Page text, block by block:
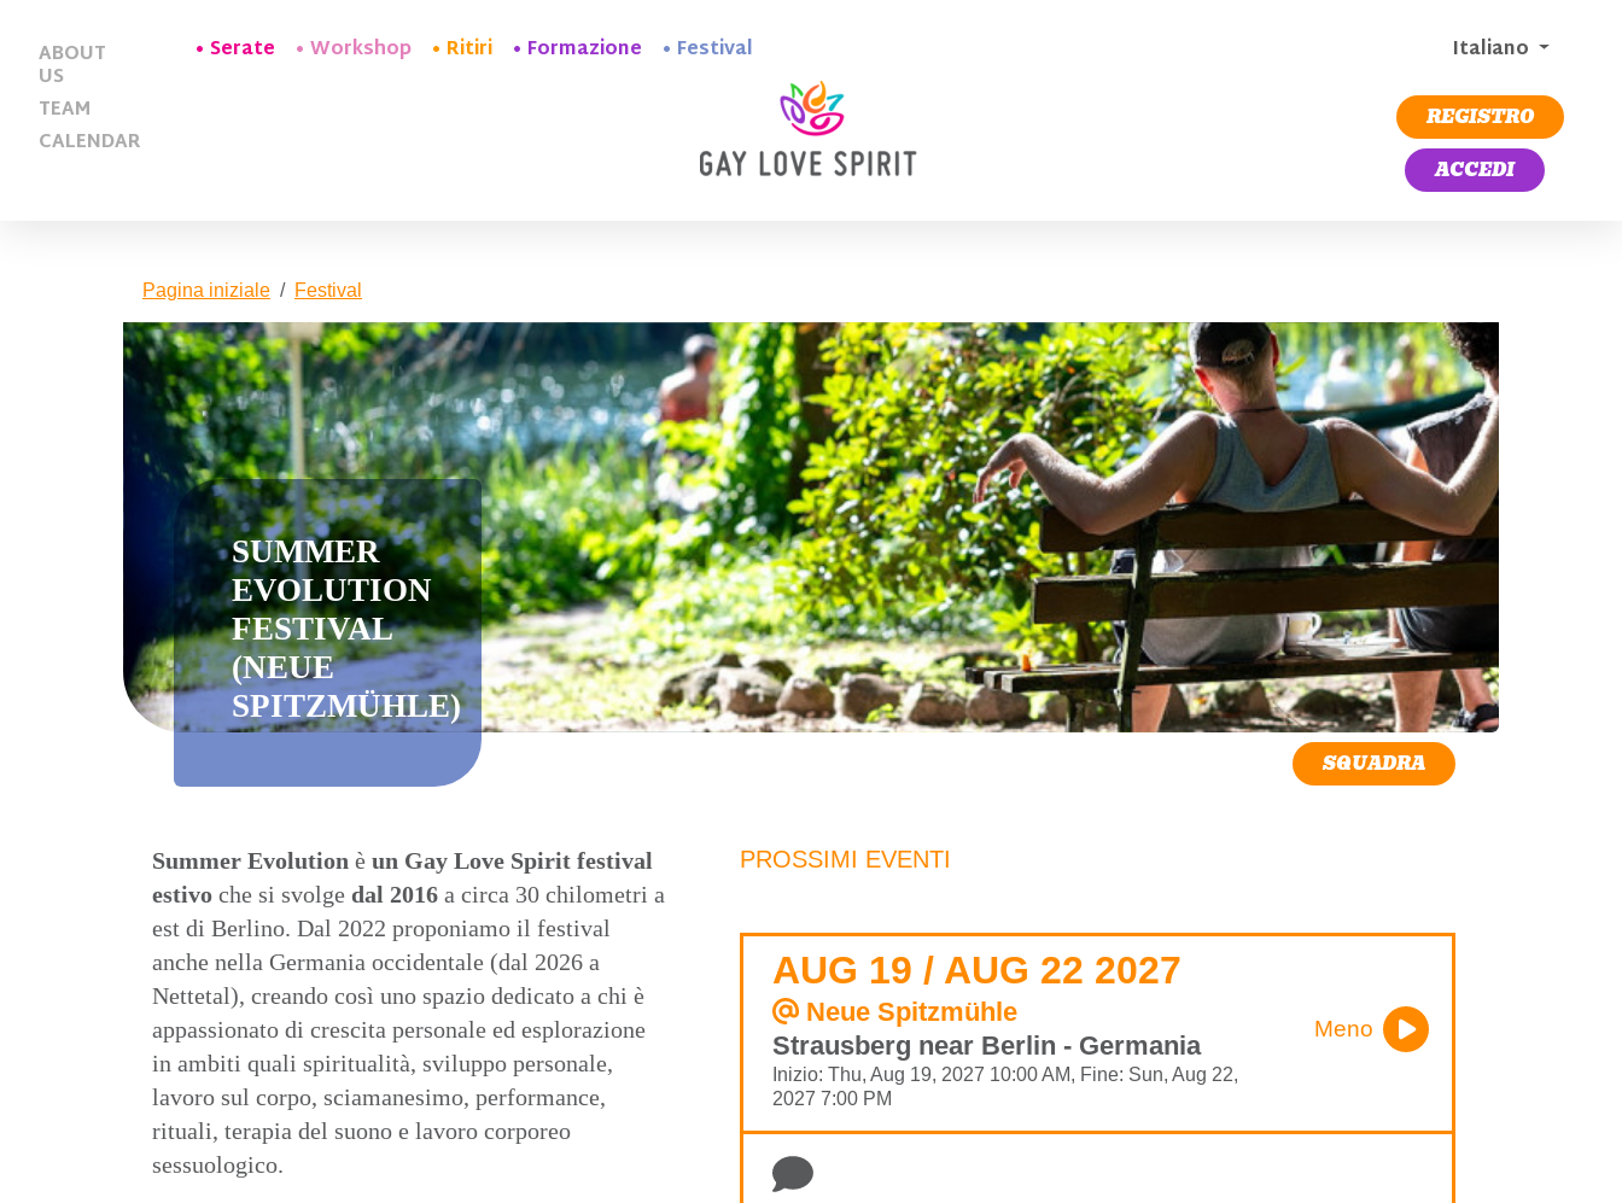
ABOUT
US
TEAM
CALENDAR
Serate Workshop Ritiri Formazione Festival Italiano
REGISTRO
ACCEDI
Pagina iniziale Festival
SUMMER
EVOLUTION
FESTIVAL
(NEUE
SPITZMÜHLE)
SQUADRA
Summer Evolution è un Gay Love Spirit festival
estivo che si svolge dal 2016 a circa 30 chilometri a
est di Berlino. Dal 2022 proponiamo il festival
anche nella Germania occidentale (dal 2026 a
Nettetal), creando così uno spazio dedicato a chi è
appassionato di crescita personale ed esplorazione
in ambiti quali spiritualità, sviluppo personale,
lavoro sul corpo, sciamanesimo, performance,
rituali, terapia del suono e lavoro corporeo
sessuologico.
PROSSIMI EVENTI
AUG 19 / AUG 22 2027
Neue Spitzmühle
Strausberg near Berlin - Germania
Inizio: Thu, Aug 19, 2027 10:00 AM, Fine: Sun, Aug 22,
2027 7:00 PM
Meno